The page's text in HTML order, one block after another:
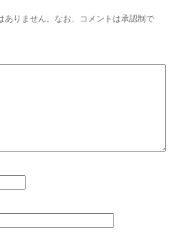
ありません。なお、コメントは承認制で